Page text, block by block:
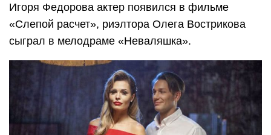
Игоря Федорова актер появился в фильме
«Слепой расчет», риэлтора Олега Вострикова
сыграл в мелодраме «Неваляшка».